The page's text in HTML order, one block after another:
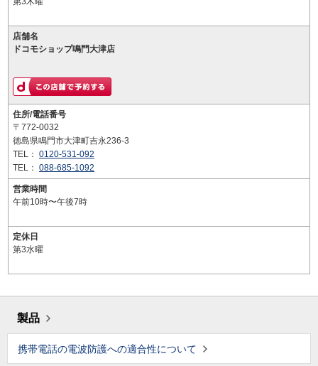
店舗名
ドコモショップ鳴門大津店
住所/電話番号
〒772-0032
徳島県鳴門市大津町吉永236-3
TEL： 0120-531-092
TEL： 088-685-1092
営業時間
午前10時〜午後7時
定休日
第3水曜
製品
携帯電話の電波防護への適合性について